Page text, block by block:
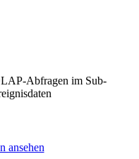
Abfragen im Sub-
ansehen